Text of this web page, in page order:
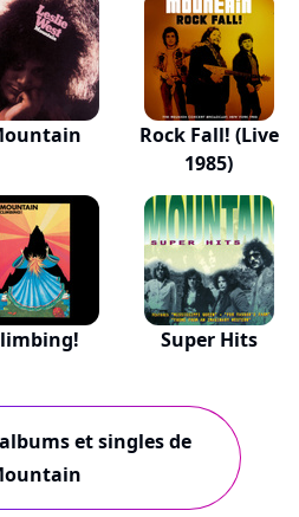
Rock Fall! (Live
1985)
Super Hits
et singles de